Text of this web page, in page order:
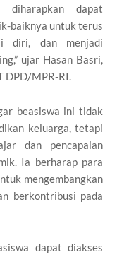
diharapkan dapat
baiknya untuk terus
diri, dan menjadi
ujar Hasan Basri,
DPD/MPR-RI.
beasiswa ini tidak
keluarga, tetapi
dan pencapaian
Ia berharap para
mengembangkan
berkontribusi pada
dapat diakses